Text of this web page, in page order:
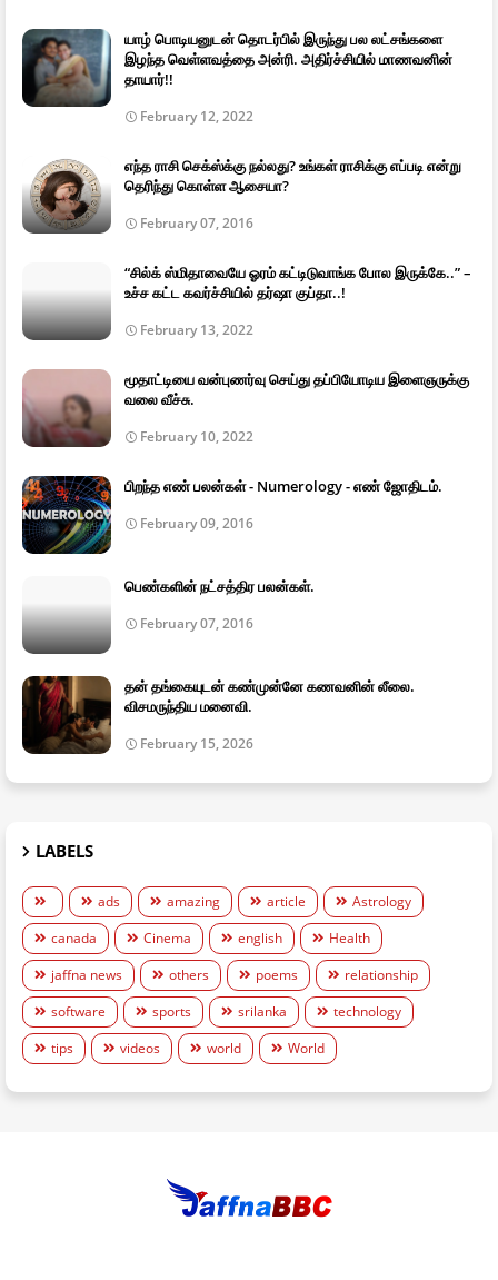
யாழ் பொடியனுடன் தொடர்பில் இருந்து பல லட்சங்களை
இழந்த வெள்ளவத்தை அன்ரி. அதிர்ச்சியில் மாணவனின்
தாயார்!!
February 12, 2022
எந்த ராசி செக்ஸ்க்கு நல்லது? உங்கள் ராசிக்கு எப்படி என்று
தெரிந்து கொள்ள ஆசையா?
February 07, 2016
“சில்க் ஸ்மிதாவையே ஓரம் கட்டிடுவாங்க போல இருக்கே..” –
உச்ச கட்ட கவர்ச்சியில் தர்ஷா குப்தா..!
February 13, 2022
மூதாட்டியை வன்புணர்வு செய்து தப்பியோடிய இளைஞருக்கு
வலை வீச்சு.
February 10, 2022
பிறந்த எண் பலன்கள் - Numerology - எண் ஜோதிடம்.
February 09, 2016
பெண்களின் நட்சத்திர பலன்கள்.
February 07, 2016
தன் தங்கையுடன் கண்முன்னே கணவனின் லீலை.
விசமருந்திய மனைவி.
February 15, 2026
LABELS
ads amazing article
Astrology
canada
Cinema english
Health
jaffna news
others poems
relationship
software
sports srilanka
technology
tips
videos world World